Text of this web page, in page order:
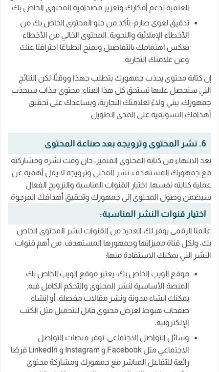
العلمية لدعم أفكارك وتعزيز مصداقية المحتوى الخاص بك.
تدقيق لغوي صارم: تأكد من خلو المحتوى الخاص بك من
الأخطاء الإملائية والنحوية. المحتوى الخالي من الأخطاء
يعكس اهتمامك بالتفاصيل ويمنح انطباعًا احترافيًا عنك
وعن علامتك التجارية.
إن كتابة محتوى يجذب جمهورك يتطلب جهدًا ووقتًا، لكن النتائج
التي ستحصل عليها تستحق كل هذا العناء. محتوى جذاب سيجذب
جمهورك، يبني ولاءً لعلامتك التجارية، ويساعدك على تحقيق
أهدافك التسويقية على المدى الطويل.
6. نشر المحتوى وترويجه بعد صناعة المحتوى
بعد الانتهاء من كتابة المحتوى المتميز، حان وقت نشره ومشاركته
مع جمهورك المستهدف. نشر المحتى وترويجه لا يقل أهمية عن
عملية كتابته نفسها. اختيار القنوات المناسبة والترويج الفعال
سيضمن وصول المحتوى إلى جمهورك وتحقيق أهدافك المرجوة.
اختيار قنوات النشر المناسبة:
عالمنا الرقمي يوفر لك العديد من القنوات لنشر المحتوى الخاص
بك، ولكل قناة مميزاتها وجمهورها المستهدف. من أهم قنوات
النشر التي يمكنك الاستفادة منها:
موقع الويب الخاص بك: يعتبر موقع الويب الخاص بك
المنصة الأساسية لنشر المحتوى والتحكم الكامل فيه.
يمكنك إنشاء مدونة ونشر مقالات مفصلة، أو إنشاء
صفحات هبوط لعرض محتوى قابل للتحميل مثل الكتب
الإلكترونية.
وسائل التواصل الاجتماعي: توفر منصات التواصل
الاجتماعي مثل Facebook و Instagram و LinkedIn فرصًا
رائعة للتفاعل المباشر مع جمهورك ومشاركة محتوى